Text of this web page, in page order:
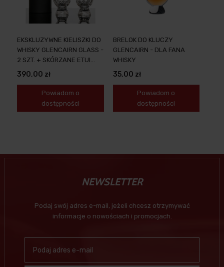
EKSKLUZYWNE KIELISZKI DO
WHISKY GLENCAIRN GLASS -
2 SZT. + SKÓRZANE ETUI
TRAVEL
390,00 zł
Powiadom o
dostępności
BRELOK DO KLUCZY
GLENCAIRN - DLA FANA
WHISKY
35,00 zł
Powiadom o
dostępności
NEWSLETTER
Podaj swój adres e-mail, jeżeli chcesz otrzymywać
informacje o nowościach i promocjach.